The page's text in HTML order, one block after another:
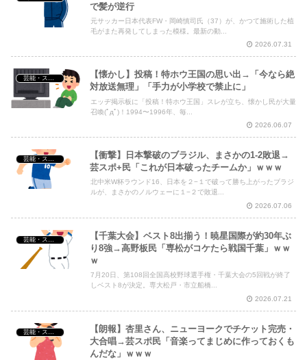
で髪が逆行
元サッカー日本代表FW・岡崎慎司氏（37）が、かつて施術した植
毛がまた再発してしまった模様。最新の動...
2026.07.31
【懐かし】投稿！特ホウ王国の思い出→「今なら絶
対放送無理」「手力が小学校で禁止に」
エッヂ掲示板に「投稿！特ホウ王国」スレが立ち、懐かし民が大量
召喚(ﾟдﾟ)！1994〜1996年、毎...
2026.06.07
【衝撃】日本撃破のブラジル、まさかの1-2敗退→
芸スポ+民「これが日本破ったチームか」ｗｗｗ
北中米W杯ラウンド16、日本を２−１で破って勝ち上がったブラジ
ルが、まさかのノルウェーに１−２で敗退...
2026.07.06
【千葉大会】ベスト8出揃う！暁星国際が約30年ぶ
り8強→高野板民「専松がコケたら戦国千葉」ｗｗ
ｗ
7月20日、第108回全国高校野球選手権・千葉大会の5回戦が終了
しベスト8が決定。専大松戸・市立船橋...
2026.07.21
芸能・スポーツ・Youtuber
【朗報】杏里さん、ニューヨークでチケット完売・
大合唱→芸スポ民「音楽ってまじめに作っておくも
んだな」ｗｗｗ